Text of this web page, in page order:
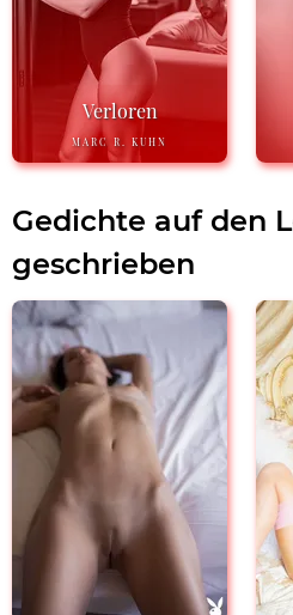
Verloren
MARC R. KUHN
Gedichte auf den
geschrieben